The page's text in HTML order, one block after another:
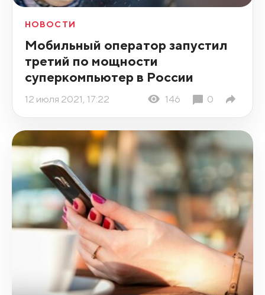
НОВОСТИ
Мобильный оператор запустил
третий по мощности
суперкомпьютер в России
12 июля 2021, 17:22 146 0